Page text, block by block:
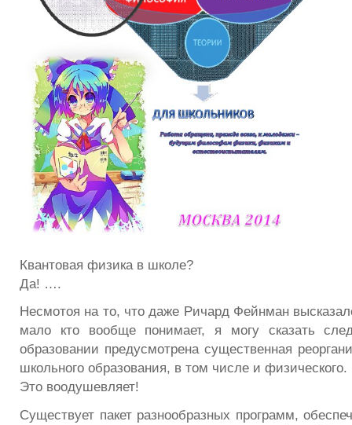
Квантовая физика в школе?
Да! ….
Несмотоя на то, что даже Ричард Фейнман
мало кто вообще понимает, я могу сказать
образовании предусмотрена существенная
школьного образования, в том числе и физического.
Это воодушевляет!
Существует пакет разнообразных программ,